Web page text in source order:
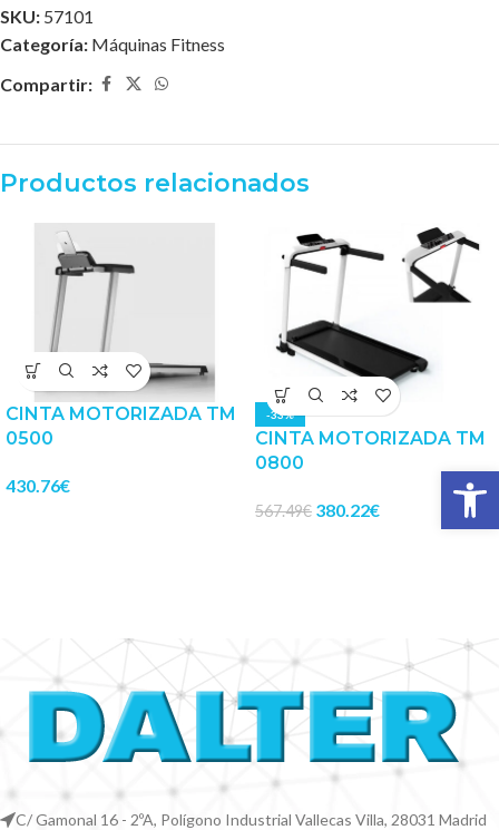
SKU: 57101
Categoría: Máquinas Fitness
Compartir:
Productos relacionados
CINTA MOTORIZADA TM
0500
430.76€
-33%
CINTA MOTORIZADA TM
0800
567.49€ 380.22€
C/ Gamonal 16 - 2ºA, Polígono Industrial Vallecas Villa, 28031 Madrid
Abrir